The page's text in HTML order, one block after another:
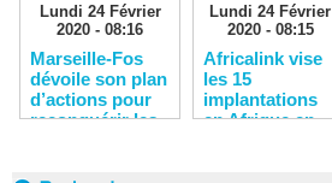
Lundi 24 Février
2020 - 08:16
Marseille-Fos
dévoile son plan
d’actions pour
reconquérir les
Lundi 24 Février
2020 - 08:15
Africalink vise
les 15
implantations
en Afrique en